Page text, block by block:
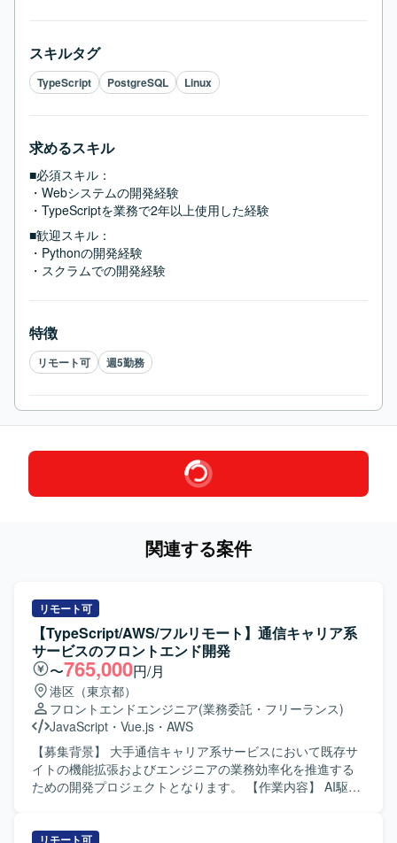
スキルタグ
TypeScript PostgreSQL Linux
求めるスキル
■必須スキル：
・Webシステムの開発経験
・TypeScriptを業務で2年以上使用した経験
■歓迎スキル：
・Pythonの開発経験
・スクラムでの開発経験
特徴
リモート可 週5勤務
関連する案件
リモート可
【TypeScript/AWS/フルリモート】通信キャリア系
サービスのフロントエンド開発
〜765,000円/月
港区（東京都）
フロントエンドエンジニア(業務委託・フリーランス)
JavaScript ・ Vue.js ・ AWS
【募集背景】 大手通信キャリア系サービスにおいて既存サ
イトの機能拡張およびエンジニアの業務効率化を推進する
ための開発プロジェクトとなります。 【作業内容】 AI駆動
装、要件や依頼内容をプロンプトへ適切に落とし込み実装
リモート可